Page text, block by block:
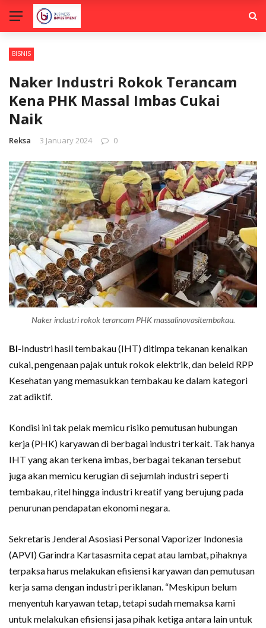
BISNIS
Naker Industri Rokok Terancam
Kena PHK Massal Imbas Cukai
Naik
Reksa 3 January 2024 0
Naker industri rokok terancam PHK massalinovasitembakau.
BI-Industri hasil tembakau (IHT) ditimpa tekanan kenaikan
cukai, pengenaan pajak untuk rokok elektrik, dan beleid RPP
Kesehatan yang memasukkan tembakau ke dalam kategori
zat adiktif.
Kondisi ini tak pelak memicu risiko pemutusan hubungan
kerja (PHK) karyawan di berbagai industri terkait. Tak hanya
IHT yang akan terkena imbas, berbagai tekanan tersebut
juga akan memicu kerugian di sejumlah industri seperti
tembakau, ritel hingga industri kreatif yang berujung pada
penurunan pendapatan ekonomi negara.
Sekretaris Jenderal Asosiasi Personal Vaporizer Indonesia
(APVI) Garindra Kartasasmita cepat atau lambat, pihaknya
terpaksa harus melakukan efisiensi karyawan dan pemutusan
kerja sama dengan industri periklanan. “Meskipun belum
menyentuh karyawan tetap, tetapi sudah memaksa kami
untuk melakukan efisiensi jasa pihak ketiga antara lain untuk